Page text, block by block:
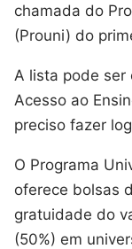
chamada do
(Prouni) do
A lista pode ser
Acesso ao
preciso fazer
O Programa
oferece bolsas
gratuidade do
(50%) em